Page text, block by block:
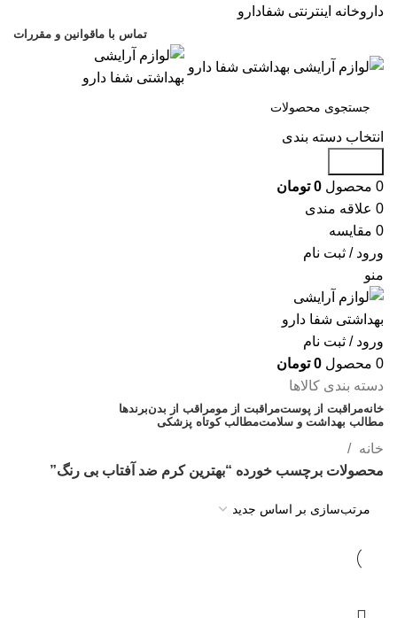
داروخانه اینترنتی شفادارو
تماس با ماقوانین و مقررات
انتخاب دسته بندی
0 محصول 0 تومان
0 علاقه مندی
0 مقایسه
ورود / ثبت نام
منو
ورود / ثبت نام
0 محصول 0 تومان
دسته بندی کالاها
خانهمراقبت از پوستمراقبت از مومراقب از بدنبرندها
مطالب بهداشت و سلامتمطالب کوتاه پزشکی
خانه
محصولات برچسب خورده “بهترین کرم ضد آفتاب بی رنگ”